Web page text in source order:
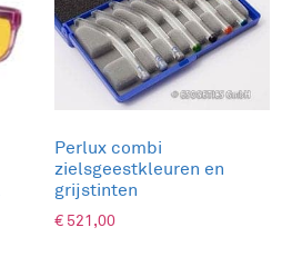
Perlux combi
zielsgeestkleuren en
grijstinten
€ 521,00